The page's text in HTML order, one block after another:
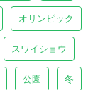
オリンピック
スワイショウ
公園 冬